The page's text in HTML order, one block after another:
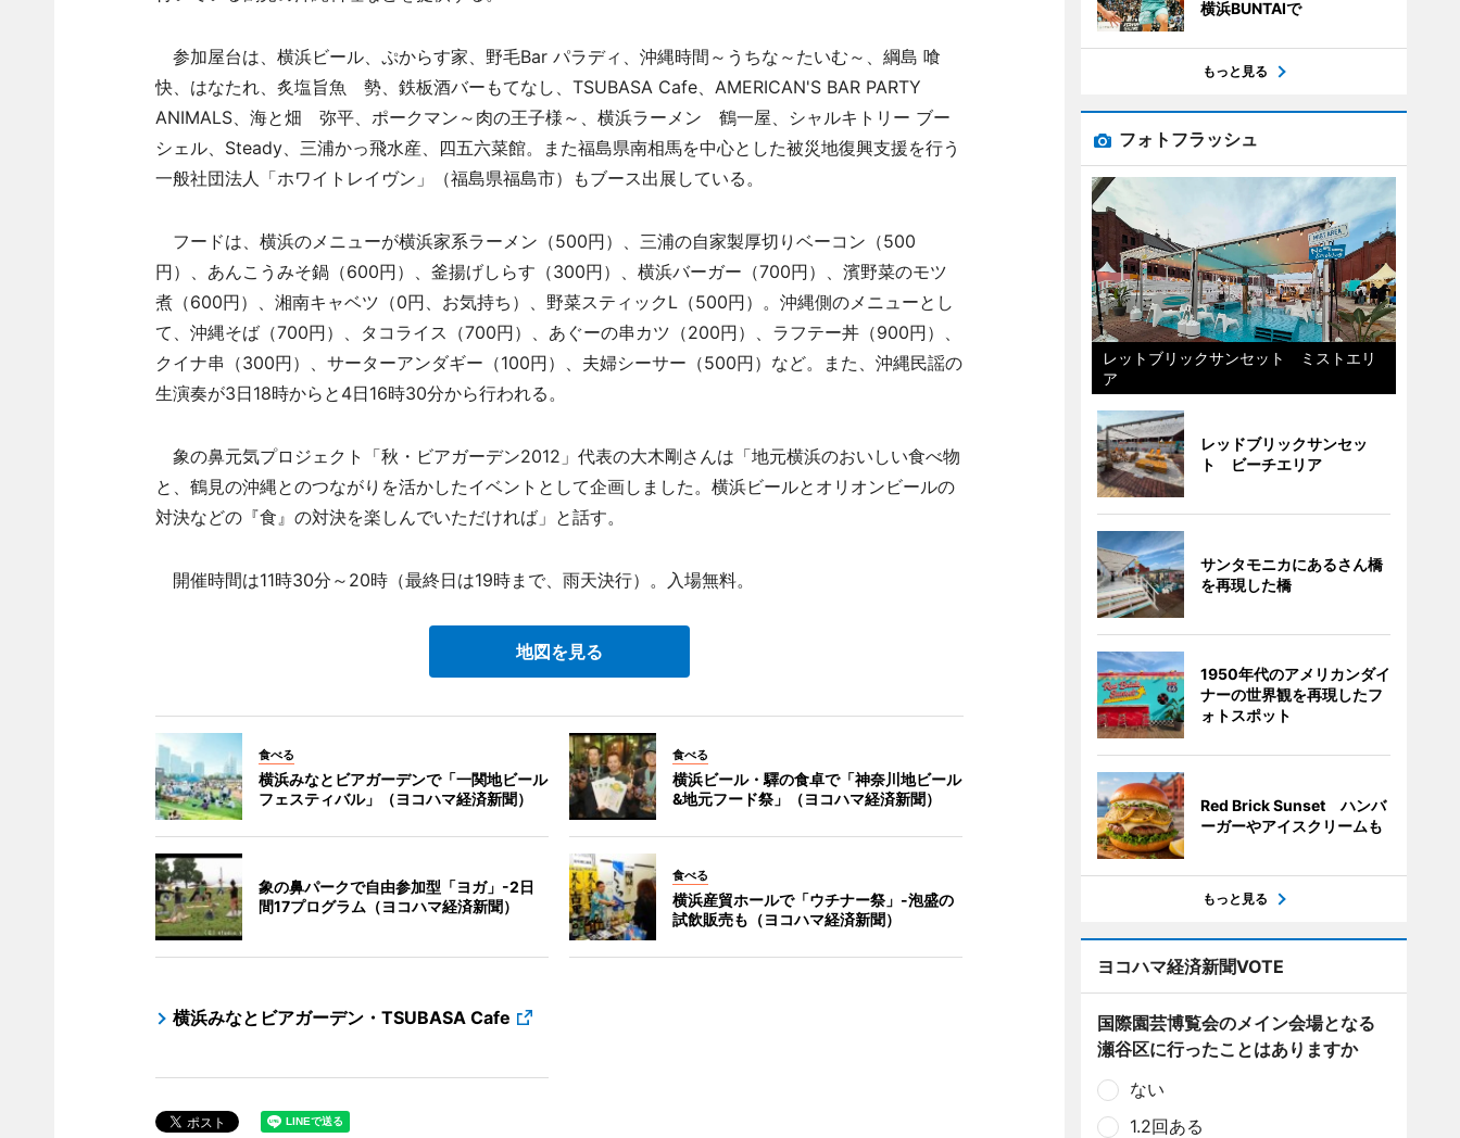
参加屋台は、横浜ビール、ぷからす家、野毛Bar パラディ、沖縄時間～うちな～たいむ～、綱島 喰
快、はなたれ、炙塩旨魚 勢、鉄板酒バーもてなし、TSUBASA Cafe、AMERICAN'S BAR PARTY
ANIMALS、海と畑 弥平、ポークマン～肉の王子様～、横浜ラーメン 鶴一屋、シャルキトリー ブー
シェル、Steady、三浦かっ飛水産、四五六菜館。また福島県南相馬を中心とした被災地復興支援を行う
一般社団法人「ホワイトレイヴン」（福島県福島市）もブース出展している。
フードは、横浜のメニューが横浜家系ラーメン（500円）、三浦の自家製厚切りベーコン（500
円）、あんこうみそ鍋（600円）、釜揚げしらす（300円）、横浜バーガー（700円）、濱野菜のモツ
煮（600円）、湘南キャベツ（0円、お気持ち）、野菜スティックL（500円）。沖縄側のメニューとし
て、沖縄そば（700円）、タコライス（700円）、あぐーの串カツ（200円）、ラフテー丼（900円）、
クイナ串（300円）、サーターアンダギー（100円）、夫婦シーサー（500円）など。また、沖縄民謡の
生演奏が3日18時からと4日16時30分から行われる。
象の鼻元気プロジェクト「秋・ビアガーデン2012」代表の大木剛さんは「地元横浜のおいしい食べ物
と、鶴見の沖縄とのつながりを活かしたイベントとして企画しました。横浜ビールとオリオンビールの
対決などの『食』の対決を楽しんでいただければ」と話す。
開催時間は11時30分～20時（最終日は19時まで、雨天決行）。入場無料。
地図を見る
食べる
横浜みなとビアガーデンで「一関地ビール
フェスティバル」（ヨコハマ経済新聞）
食べる
横浜ビール・驛の食卓で「神奈川地ビール
&地元フード祭」（ヨコハマ経済新聞）
象の鼻パークで自由参加型「ヨガ」-2日
間17プログラム（ヨコハマ経済新聞）
食べる
横浜産貿ホールで「ウチナー祭」-泡盛の
試飲販売も（ヨコハマ経済新聞）
横浜みなとビアガーデン・TSUBASA Cafe
横浜BUNTAIで
もっと見る
フォトフラッシュ
レットブリックサンセット ミストエリ
ア
レッドブリックサンセッ
ト ビーチエリア
サンタモニカにあるさん橋
を再現した橋
1950年代のアメリカンダイ
ナーの世界観を再現したフ
ォトスポット
Red Brick Sunset ハンバ
ーガーやアイスクリームも
もっと見る
ヨコハマ経済新聞VOTE
国際園芸博覧会のメイン会場となる
瀬谷区に行ったことはありますか
ない
1.2回ある